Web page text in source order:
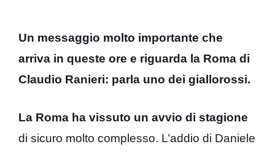
Un messaggio molto importante che
arriva in queste ore e riguarda la Roma di
Claudio Ranieri: parla uno dei giallorossi.
La Roma ha vissuto un avvio di stagione
di sicuro molto complesso. L’addio di Daniele